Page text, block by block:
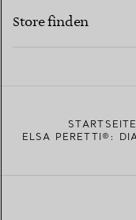
Store finden
STARTSEITE
ELSA PERETTI®: